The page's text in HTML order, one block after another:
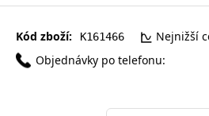
Kód zboží: K161466
Nejnižší
Objednávky po telefonu: